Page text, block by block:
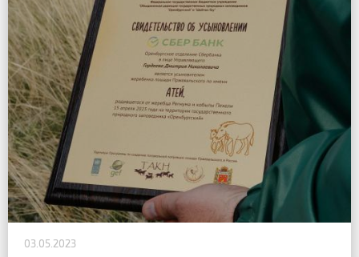
03.05.2023